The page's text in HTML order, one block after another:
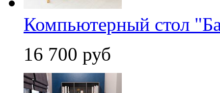
Компьютерный стол
16 700 руб